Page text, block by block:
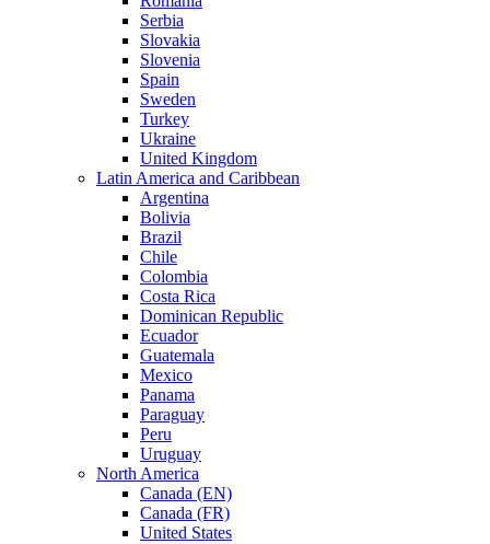
Serbia
Slovakia
Slovenia
Spain
Sweden
Turkey
Ukraine
United Kingdom
Latin America and Caribbean
Argentina
Bolivia
Brazil
Chile
Colombia
Costa Rica
Dominican Republic
Ecuador
Guatemala
Mexico
Panama
Paraguay
Peru
Uruguay
North America
Canada (EN)
Canada (FR)
United States